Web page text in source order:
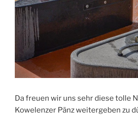
Da freuen wir uns sehr diese tolle
Kowelenzer Pänz weitergeben zu